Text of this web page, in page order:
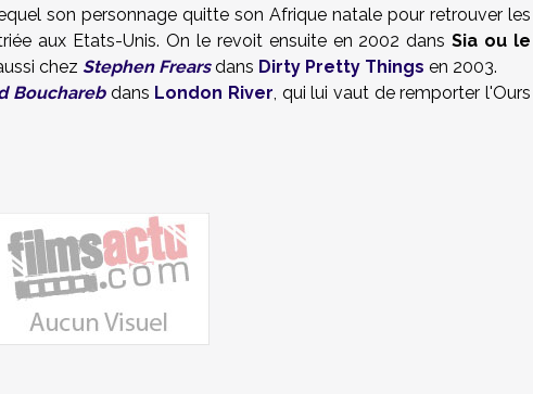
son personnage quitte son Afrique natale pour retrouver les
aux Etats-Unis. On le revoit ensuite en 2002 dansSia ou le
chez Stephen Frearsdans Dirty Pretty Things en 2003.
Boucharebdans London River, qui lui vaut de remporter l'Ours